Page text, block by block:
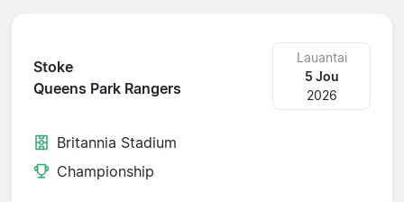
Stoke
Queens Park Rangers
Lauantai
5 Jou
2026
Britannia Stadium
Championship